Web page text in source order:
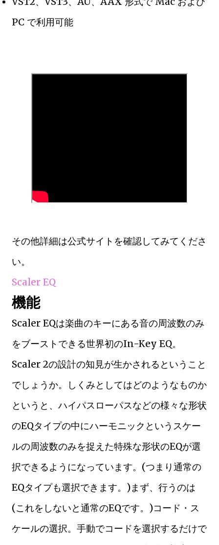
PC で利用可能
その他詳細は公式サイトを確認してみてくださ
い。
Scaler EQ
機能
Scaler EQは楽曲のキーにある音の周波数のみ
をブーストできる世界初のIn-Key EQ。
Scaler 2の設計の知見が生かされるということ
でしょうか。しくみとしてはどのようなものか
というと、ハイパスローパスなどの様々な形状
のEQタイプの中にハーモニックというスケー
ルの周波数のみを捉えた特殊な形状のEQが選
択できるようになっています。(つまり通常の
EQタイプも選択できます。)まず、行うのは
(これをしないと通常のEQです。)コード・ス
ケールの選択。手動でコードを選択するだけで